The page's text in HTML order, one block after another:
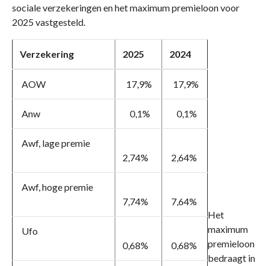
sociale verzekeringen en het maximum premieloon voor
2025 vastgesteld.
Verzekering 2025 2024
AOW 17,9% 17,9%
Anw 0,1% 0,1%
Awf, lage premie
2,74%
2,64%
Awf, hoge premie
7,74%
7,64%
Ufo
0,68%
0,68%
Het
maximum
premieloon
bedraagt in